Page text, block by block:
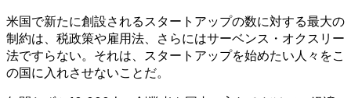
米国で新たに創設されるスタートアップの数に対する最大の
制約は、税政策や雇用法、さらにはサーベンス・オクスリー
法ですらない。それは、スタートアップを始めたい人々をこ
の国に入れさせないことだ。